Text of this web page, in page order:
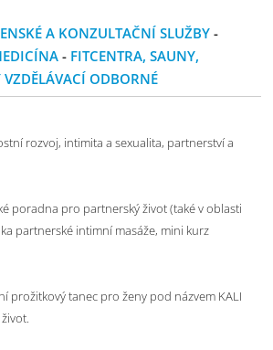
A KONZULTAČNÍ SLUŽBY -
- FITCENTRA, SAUNY,
VZDĚLÁVACÍ ODBORNÉ
rozvoj, intimita a sexualita, partnerství a
poradna pro partnerský život (také v oblasti
partnerské intimní masáže, mini kurz
prožitkový tanec pro ženy pod názvem KALI